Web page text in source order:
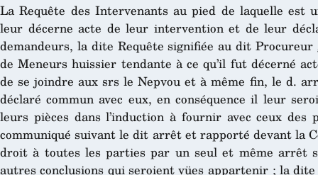
La Requête des Intervenants au pied de laquelle est
leur décerne acte de leur intervention et de leur
demandeurs, la dite Requête signifiée au dit
de Meneurs huissier tendante à ce qu’il fut décerné
de se joindre aux srs le Nepvou et à même fin, le d.
déclaré commun avec eux, en conséquence il leur
leurs pièces dans l’induction à fournir avec ceux
communiqué suivant le dit arrêt et rapporté devant la
droit à toutes les parties par un seul et même arrêt
autres conclusions qui seroient vües appartenir ; la